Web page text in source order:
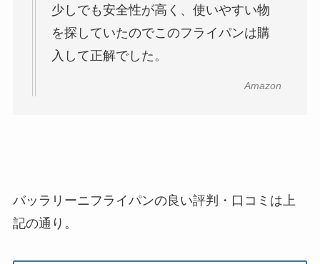
少しでも安全性が高く、使いやすい物
を探していたのでこのフライパンは購
入して正解でした。
Amazon
バッラリーニフライパンの良い評判・口コミは上
記の通り。